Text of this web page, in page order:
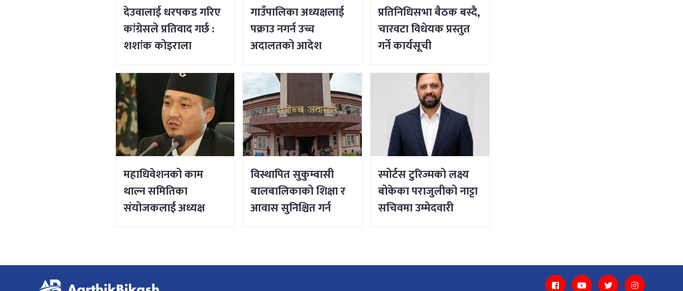
देउवालाई धरपकड गरिए
कांग्रेसले प्रतिवाद गर्छ :
शशांक कोइराला
गाउँपालिका अध्यक्षलाई
पक्राउ नगर्न उच्च
अदालतको आदेश
प्रतिनिधिसभा बैठक बस्दै,
चारवटा विधेयक प्रस्तुत
गर्ने कार्यसूची
महाधिवेशनको काम
थाल्न समितिका
संयोजकलाई अध्यक्ष
विस्थापित सुकुम्वासी
बालबालिकाको शिक्षा र
आवास सुनिश्चित गर्न
स्पोर्टस टुरिज्मको लक्ष्य
बोकेका पराजुलीको नाट्टा
सचिवमा उम्मेदवारी